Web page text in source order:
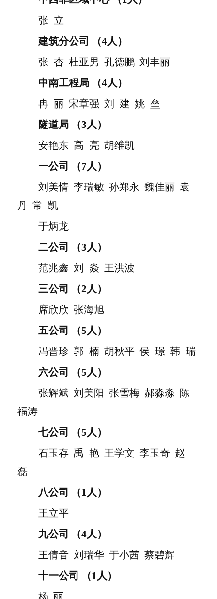
张 立
建筑分公司
（4人）
张 杏 杜亚男 孔德鹏 刘丰丽
中南工程局
（4人）
冉 丽 宋章强 刘 建 姚 垒
隧道局
（3人）
安艳东 高 亮 胡维凯
一公司
（7人）
刘美情 李瑞敏 孙郑永 魏佳丽 袁
丹 常 凯
于炳龙
二公司
（3人）
范兆鑫 刘 焱 王洪波
三公司
（2人）
席欣欣 张海旭
五公司
（5人）
冯晋珍 郭 楠 胡秋平 侯 璟 韩 瑞
六公司
（5人）
张辉斌 刘美阳 张雪梅 郝淼淼 陈
福涛
七公司
（5人）
石玉存 禹 艳 王学文 李玉奇 赵
磊
八公司
（1人）
王立平
九公司
（4人）
王倩音 刘瑞华 于小茜 蔡碧辉
十一公司
（1人）
杨 丽